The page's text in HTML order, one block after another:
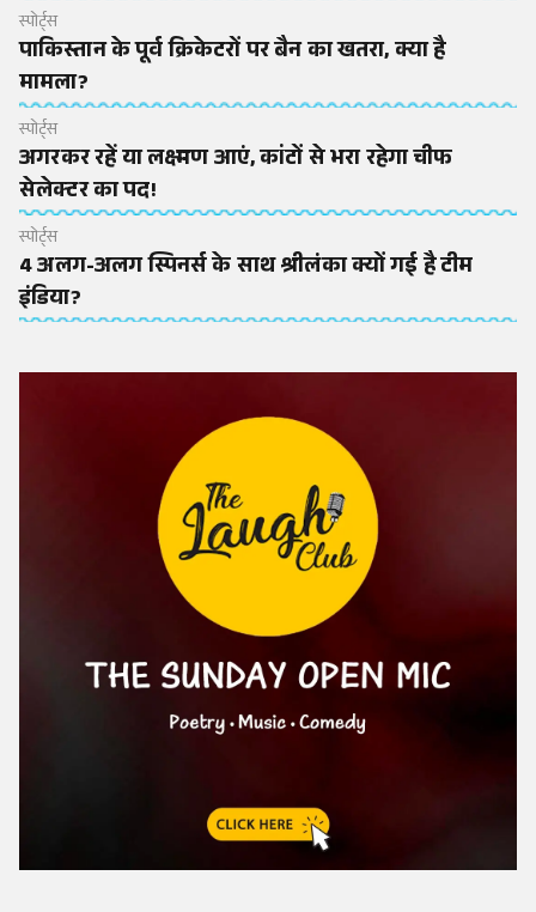
स्पोर्ट्स
पाकिस्तान के पूर्व क्रिकेटरों पर बैन का खतरा, क्या है
मामला?
स्पोर्ट्स
अगरकर रहें या लक्ष्मण आएं, कांटों से भरा रहेगा चीफ
सेलेक्टर का पद!
स्पोर्ट्स
4 अलग-अलग स्पिनर्स के साथ श्रीलंका क्यों गई है टीम
इंडिया?